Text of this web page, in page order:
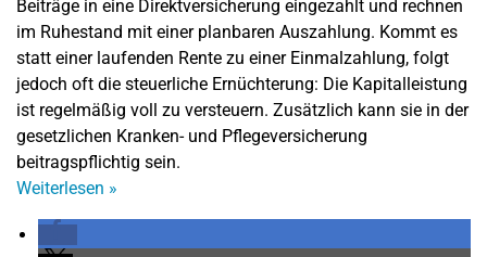
Beiträge in eine Direktversicherung eingezahlt und rechnen
im Ruhestand mit einer planbaren Auszahlung. Kommt es
statt einer laufenden Rente zu einer Einmalzahlung, folgt
jedoch oft die steuerliche Ernüchterung: Die Kapitalleistung
ist regelmäßig voll zu versteuern. Zusätzlich kann sie in der
gesetzlichen Kranken- und Pflegeversicherung
beitragspflichtig sein.
Weiterlesen »